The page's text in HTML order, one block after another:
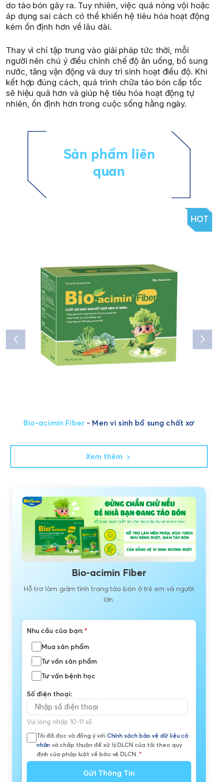
do táo bón gây ra. Tuy nhiên, việc quá nóng vội hoặc
áp dụng sai cách có thể khiến hệ tiêu hóa hoạt động
kém ổn định hơn về lâu dài.
Thay vì chỉ tập trung vào giải pháp tức thời, mỗi
người nên chú ý điều chỉnh chế độ ăn uống, bổ sung
nước, tăng vận động và duy trì sinh hoạt điều độ. Khi
kết hợp đúng cách, quá trình chữa táo bón cấp tốc
sẽ hiệu quả hơn và giúp hệ tiêu hóa hoạt động tự
nhiên, ổn định hơn trong cuộc sống hằng ngày.
Sản phẩm liên
quan
HOT
Bio-acimin Fiber- Men vi sinh bổ sung chất xơ
Xem thêm
Bio-acimin Fiber
Hỗ trợ làm giảm tình trạng táo bón ở trẻ em và người
lớn.
Nhu cầu của bạn:*
Mua sản phẩm
Tư vấn sản phẩm
Tư vấn bệnh học
Số điện thoại:
Vui lòng nhập 10-11 số
Tôi đã đọc và đồng ý với Chính sách bảo vệ dữ liệu cá
nhân và chấp thuận để xử lý DLCN của tôi theo quy
định của pháp luật về bảo vệ DLCN. *
Gửi Thông Tin